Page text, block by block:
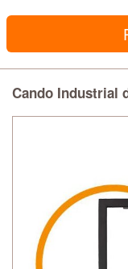
Cando Industrial